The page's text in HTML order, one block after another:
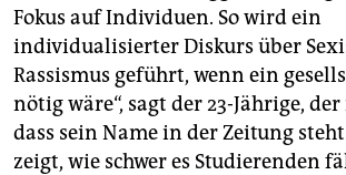
Fokus auf Individuen. So wird ein
individualisierter Diskurs über
Rassismus geführt, wenn ein
nötig wäre“, sagt der 23-Jährige,
dass sein Name in der Zeitung
zeigt, wie schwer es Studierenden